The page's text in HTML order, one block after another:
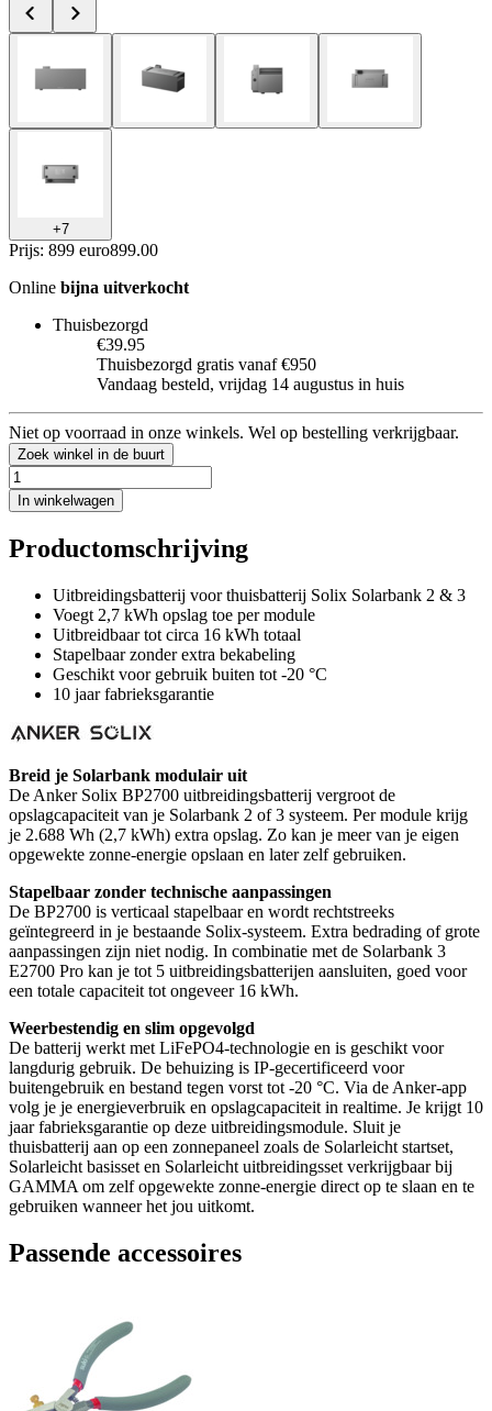
+7
Prijs: 899 euro899.00
Online bijna uitverkocht
Thuisbezorgd
€39.95
Thuisbezorgd gratis vanaf €950
Vandaag besteld, vrijdag 14 augustus in huis
Niet op voorraad in onze winkels. Wel op bestelling verkrijgbaar.
Zoek winkel in de buurt
In winkelwagen
Productomschrijving
Uitbreidingsbatterij voor thuisbatterij Solix Solarbank 2 & 3
Voegt 2,7 kWh opslag toe per module
Uitbreidbaar tot circa 16 kWh totaal
Stapelbaar zonder extra bekabeling
Geschikt voor gebruik buiten tot -20 °C
10 jaar fabrieksgarantie
Breid je Solarbank modulair uit
De Anker Solix BP2700 uitbreidingsbatterij vergroot de
opslagcapaciteit van je Solarbank 2 of 3 systeem. Per module krijg
je 2.688 Wh (2,7 kWh) extra opslag. Zo kan je meer van je eigen
opgewekte zonne-energie opslaan en later zelf gebruiken.
Stapelbaar zonder technische aanpassingen
De BP2700 is verticaal stapelbaar en wordt rechtstreeks
geïntegreerd in je bestaande Solix-systeem. Extra bedrading of grote
aanpassingen zijn niet nodig. In combinatie met de Solarbank 3
E2700 Pro kan je tot 5 uitbreidingsbatterijen aansluiten, goed voor
een totale capaciteit tot ongeveer 16 kWh.
Weerbestendig en slim opgevolgd
De batterij werkt met LiFePO4-technologie en is geschikt voor
langdurig gebruik. De behuizing is IP-gecertificeerd voor
buitengebruik en bestand tegen vorst tot -20 °C. Via de Anker-app
volg je je energieverbruik en opslagcapaciteit in realtime. Je krijgt 10
jaar fabrieksgarantie op deze uitbreidingsmodule. Sluit je
thuisbatterij aan op een zonnepaneel zoals de Solarleicht startset,
Solarleicht basisset en Solarleicht uitbreidingsset verkrijgbaar bij
GAMMA om zelf opgewekte zonne-energie direct op te slaan en te
gebruiken wanneer het jou uitkomt.
Passende accessoires